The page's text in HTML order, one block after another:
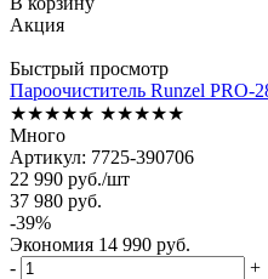
Акция
Быстрый просмотр
Пароочиститель Runzel PRO-
★★★★★ ★★★★★
Много
Артикул: 7725-390706
22 990 руб./шт
37 980 руб.
-39%
Экономия 14 990 руб.
-
+